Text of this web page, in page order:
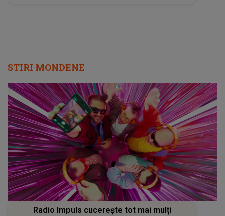
STIRI MONDENE
Radio Impuls cucerește tot mai mulți